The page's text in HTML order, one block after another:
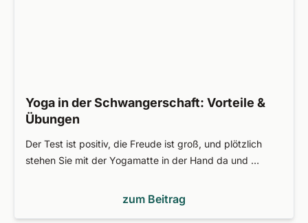
Yoga in der Schwangerschaft: Vorteile &
Übungen
Der Test ist positiv, die Freude ist groß, und plötzlich
stehen Sie mit der Yogamatte in der Hand da und …
zum Beitrag